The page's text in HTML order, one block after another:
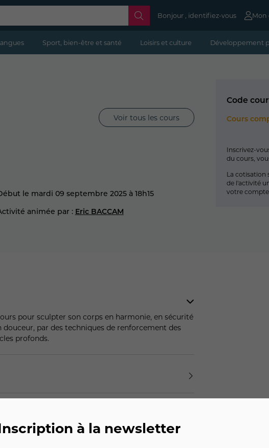
Bonjour , identifiez-vous Mon
Sport, bien-être et santé Loisirs et culture Développement
Voir tous les cours
le mardi 09 septembre 2025 à 18h15
animée par : Eric BACCAM
pour sculpter son corps en harmonie, en sécurité
douceur, par des techniques de renforcement des
profonds.
Code
Cours
Inscrivez-
du cours,
La cotisation
de l'activité
votre compte
à la newsletter